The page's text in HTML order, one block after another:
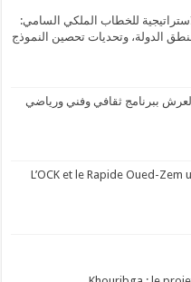
للخطاب الملكي السامي:
الدولة، وتحديات تحصين النموذج
ببرنامج ثقافي وفني ورياضي
L’OCK et le Rapide Oued-